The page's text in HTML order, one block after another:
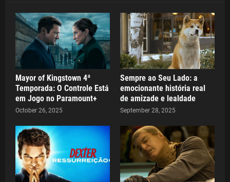
Mayor of Kingstown 4ª
Temporada: O Controle Está
em Jogo no Paramount+
October 26, 2025
Sempre ao Seu Lado: a
emocionante história real
de amizade e lealdade
September 28, 2025